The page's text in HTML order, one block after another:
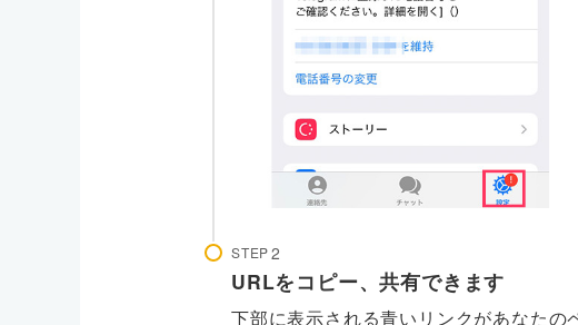
STEP
URLをコピー、共有できます
下部に表示される青いリンクがあなた